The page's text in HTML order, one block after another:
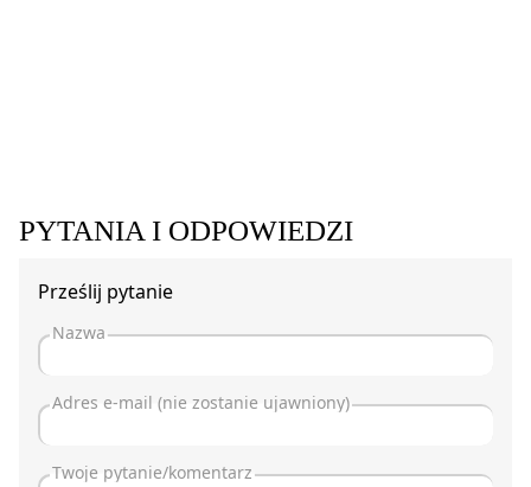
PYTANIA I ODPOWIEDZI
Prześlij pytanie